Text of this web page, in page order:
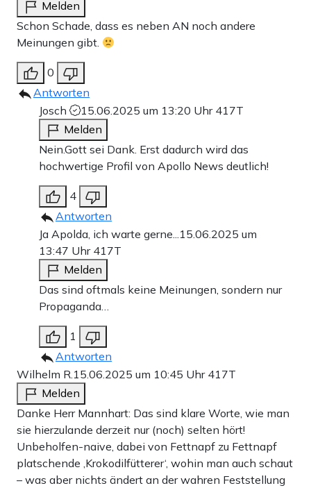
Melden
Schon Schade, dass es neben AN noch andere
Meinungen gibt.
0
Antworten
Josch
15.06.2025 um 13:20 Uhr 417T
Melden
Nein.Gott sei Dank. Erst dadurch wird das
hochwertige Profil von Apollo News deutlich!
4
Antworten
Ja Apolda, ich warte gerne...15.06.2025 um
13:47 Uhr 417T
Melden
Das sind oftmals keine Meinungen, sondern nur
Propaganda…
1
Antworten
Wilhelm R.15.06.2025 um 10:45 Uhr 417T
Melden
Danke Herr Mannhart: Das sind klare Worte, wie man
sie hierzulande derzeit nur (noch) selten hört!
Unbeholfen-naive, dabei von Fettnapf zu Fettnapf
platschende ‚Krokodilfütterer‘, wohin man auch schaut
– was aber nichts ändert an der wahren Feststellung